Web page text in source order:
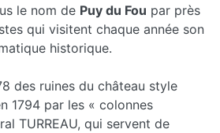
le nom de Puy du Fou par près
qui visitent chaque année son
historique.
des ruines du château style
1794 par les « colonnes
TURREAU, qui servent de